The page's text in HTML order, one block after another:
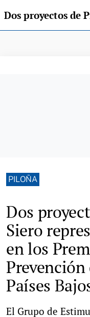
PILOÑA
Dos
Siero
en los
Prevención
Países
El Grupo de